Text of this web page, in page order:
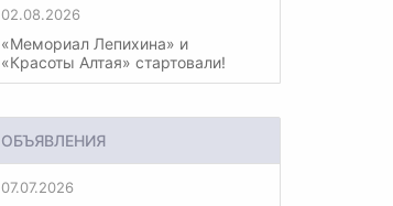
02.08.2026
«Мемориал Лепихина» и
«Красоты Алтая» стартовали!
ОБЪЯВЛЕНИЯ
07.07.2026